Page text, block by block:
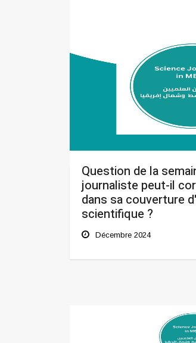
Question de la
journaliste peut-il
dans sa couverture
scientifique ?
Décembre 2024